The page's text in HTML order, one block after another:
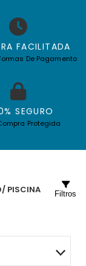
FACILITADA
De Pagamento
SEGURO
Protegida
PISCINA Filtros